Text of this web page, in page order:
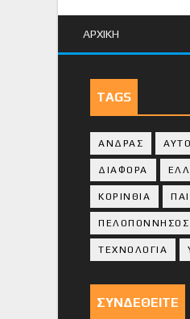
ΑΡΧΙΚΗ
TAGS
ΑΝΔΡΑΣ
ΔΙΑΦΟΡΑ
ΚΟΡΙΝΘΙA
ΠΕΛΟΠΟΝΝΗΣΟΣ
ΤΕΧΝΟΛΟΓΙΑ
ΣΥΝΔΕΘΕΙΤΕ